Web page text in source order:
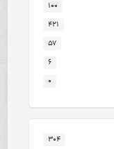
۱۰۰
۴۲۱
۵۷
۶
۰
۳۰۴